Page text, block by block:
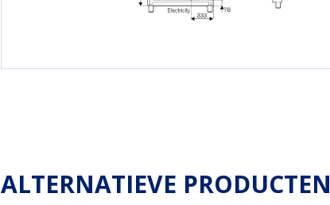
ALTERNATIEVE PRODUCTEN